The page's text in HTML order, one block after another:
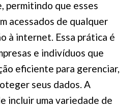
permitindo que esses
acessados de qualquer
à internet. Essa prática é
e indivíduos que
eficiente para gerenciar,
seus dados. A
incluir uma variedade de